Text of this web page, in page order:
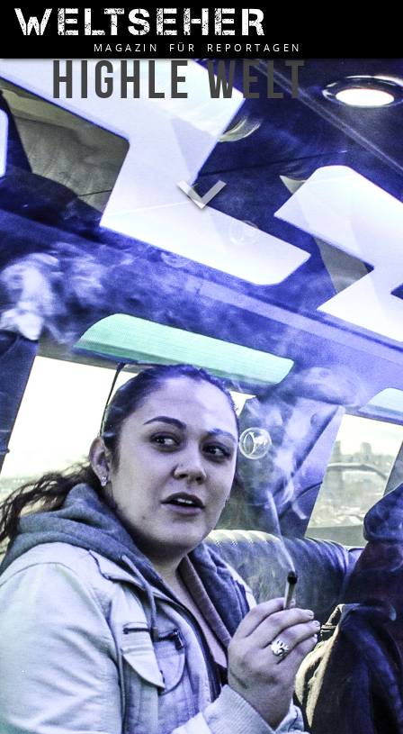
MAGAZIN FÜR REPORTAGEN
Legalisierung von Marijuana
HIGHLE WELT